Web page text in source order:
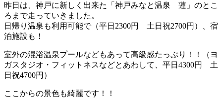
昨日は、神戸に新しく出来た「神戸みなと温泉 蓮」のとこ
ろまで走っていきました。
日帰り温泉も利用可能で（平日2300円 土日祝2700円）、宿
泊施設も！
室外の混浴温泉プールなどもあって高級感たっぷり！！（ヨ
ガスタジオ・フィットネスなどとあわして、平日4300円 土
日祝4700円）
ここからの景色も綺麗です！！